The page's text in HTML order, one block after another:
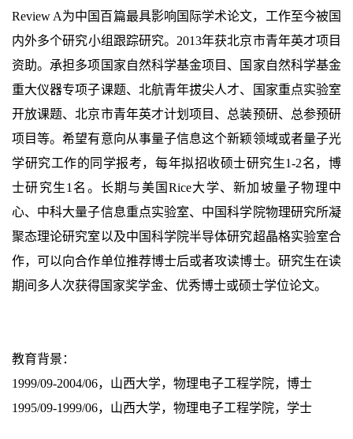
Review A为中国百篇最具影响国际学术论文，工作至今被国
内外多个研究小组跟踪研究。2013年获北京市青年英才项目
资助。承担多项国家自然科学基金项目、国家自然科学基金
重大仪器专项子课题、北航青年拔尖人才、国家重点实验室
开放课题、北京市青年英才计划项目、总装预研、总参预研
项目等。希望有意向从事量子信息这个新颖领域或者量子光
学研究工作的同学报考，每年拟招收硕士研究生1-2名，博
士研究生1名。长期与美国Rice大学、新加坡量子物理中
心、中科大量子信息重点实验室、中国科学院物理研究所凝
聚态理论研究室以及中国科学院半导体研究超晶格实验室合
作，可以向合作单位推荐博士后或者攻读博士。研究生在读
期间多人次获得国家奖学金、优秀博士或硕士学位论文。
教育背景：
1999/09-2004/06，山西大学，物理电子工程学院，博士
1995/09-1999/06，山西大学，物理电子工程学院，学士